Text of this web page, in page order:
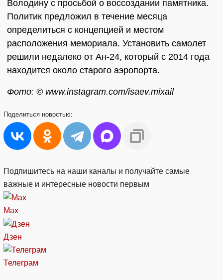
Володину с просьбой о воссоздании памятника.
Политик предложил в течение месяца
определиться с концепцией и местом
расположения мемориала. Установить самолет
решили недалеко от Ан-24, который с 2014 года
находится около старого аэропорта.
Фото: © www.instagram.com/isaev.mixail
Поделиться новостью:
Подпишитесь на наши каналы и получайте самые
важные и интересные новости первым
Max
Дзен
Телеграм